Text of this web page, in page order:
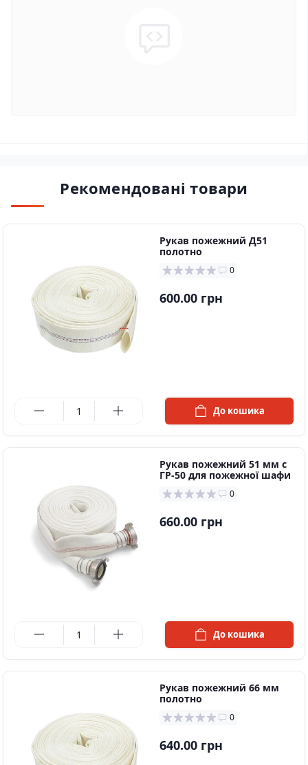
Рекомендовані товари
Рукав пожежний Д51
пoлoтнo
0
600.00 грн
До кошика
Рукaв пoжежний 51 мм c
ГР-50 для пoжежнoї шафи
0
660.00 грн
До кошика
Рукaв пoжежний 66 мм
полотно
0
640.00 грн